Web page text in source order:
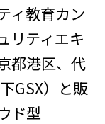
ィ教育カン
リティエキ
都港区、代
GSX）と販
ド型